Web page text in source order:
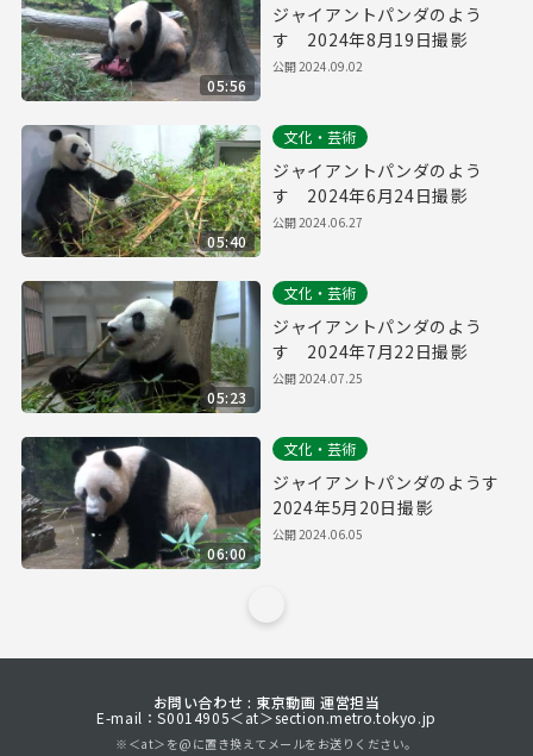
05:56
ジャイアントパンダのよう
す 2024年8月19日撮影
公開2024.09.02
05:40
文化・芸術
ジャイアントパンダのよう
す 2024年6月24日撮影
公開2024.06.27
05:23
文化・芸術
ジャイアントパンダのよう
す 2024年7月22日撮影
公開2024.07.25
06:00
文化・芸術
ジャイアントパンダのようす
2024年5月20日撮影
公開2024.06.05
お問い合わせ : 東京動画 運営担当
E-mail：S0014905＜at＞section.metro.tokyo.jp
※＜at＞を@に置き換えてメールをお送りください。